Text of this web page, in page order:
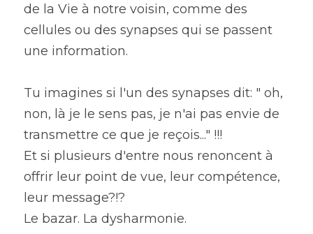
de la Vie à notre voisin, comme des
cellules ou des synapses qui se passent
une information.
Tu imagines si l'un des synapses dit: " oh,
non, là je le sens pas, je n'ai pas envie de
transmettre ce que je reçois..." !!!
Et si plusieurs d'entre nous renoncent à
offrir leur point de vue, leur compétence,
leur message?!?
Le bazar. La dysharmonie.